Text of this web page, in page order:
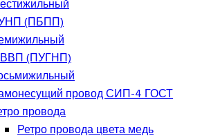
(ПБПП)
(ПУГНП)
провод СИП-4 ГОСТ
провода
Ретро провода цвета медь